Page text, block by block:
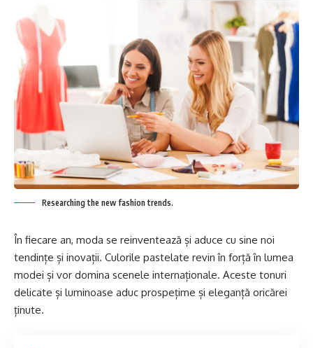
Researching the new fashion trends.
În fiecare an, moda se reinventează și aduce cu sine noi
tendințe și inovații. Culorile pastelate revin în forță în lumea
modei și vor domina scenele internaționale. Aceste tonuri
delicate și luminoase aduc prospețime și eleganță oricărei
ținute.